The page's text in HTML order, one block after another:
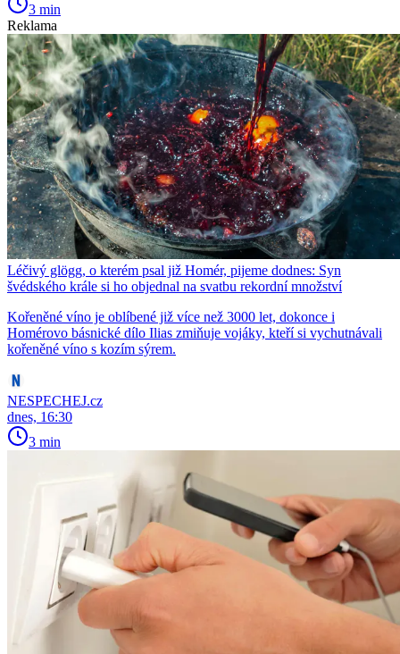
3 min
Reklama
Léčivý glögg, o kterém psal již Homér, pijeme dodnes: Syn
švédského krále si ho objednal na svatbu rekordní množství
Kořeněné víno je oblíbené již více než 3000 let, dokonce i
Homérovo básnické dílo Ilias zmiňuje vojáky, kteří si vychutnávali
kořeněné víno s kozím sýrem.
NESPECHEJ.cz
dnes, 16:30
3 min